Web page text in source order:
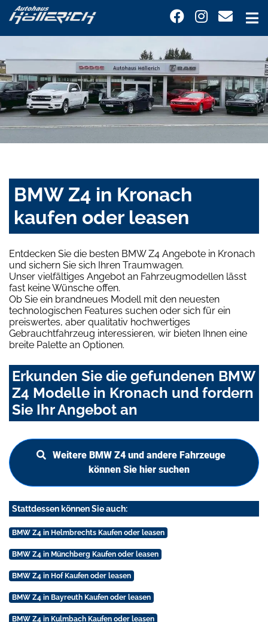
BMW Z4 in Kronach
kaufen oder leasen
Entdecken Sie die besten BMW Z4 Angebote in Kronach
und sichern Sie sich Ihren Traumwagen.
Unser vielfältiges Angebot an Fahrzeugmodellen lässt
fast keine Wünsche offen.
Ob Sie ein brandneues Modell mit den neuesten
technologischen Features suchen oder sich für ein
preiswertes, aber qualitativ hochwertiges
Gebrauchtfahrzeug interessieren, wir bieten Ihnen eine
breite Palette an Optionen.
Erkunden Sie die gefundenen BMW
Z4 Modelle in Kronach und fordern
Sie Ihr Angebot an
Weitere BMW Z4 und andere Fahrzeuge
können Sie hier suchen
Stattdessen können Sie auch:
BMW Z4 in Helmbrechts Kaufen oder leasen
BMW Z4 in Münchberg Kaufen oder leasen
BMW Z4 in Hof Kaufen oder leasen
BMW Z4 in Bayreuth Kaufen oder leasen
BMW Z4 in Kulmbach Kaufen oder leasen